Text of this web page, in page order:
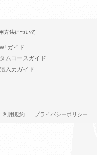
方法について
ガイド
ムコースガイド
入力ガイド
利用規約 プライバシーポリシー